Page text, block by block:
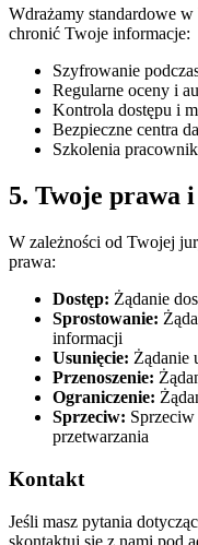
Wdrażamy standardowe
chronić Twoje informacje:
Szyfrowanie
Regularne oceny i
Kontrola dostępu i
Bezpieczne centra
Szkolenia
5. Twoje prawa
W zależności od Twojej
prawa:
Dostęp: Żądanie
Sprostowanie:
informacji
Usunięcie: Żądanie
Przenoszenie:
Ograniczenie:
Sprzeciw:
przetwarzania
Kontakt
Jeśli masz pytania
skontaktuj się z nami pod